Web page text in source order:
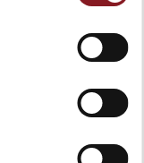
a la cesta